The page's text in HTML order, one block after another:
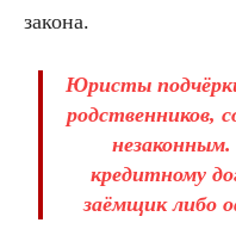
закона.
Юристы
родственников,
кредитному
заёмщик либо